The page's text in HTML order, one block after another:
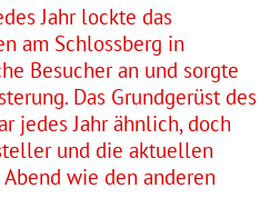
Jahr lockte das
am Schlossberg in
Besucher an und sorgte
Das Grundgerüst des
jedes Jahr ähnlich, doch
und die aktuellen
wie den anderen